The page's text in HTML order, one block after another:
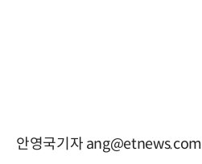
안영국기자 ang@etnews.com